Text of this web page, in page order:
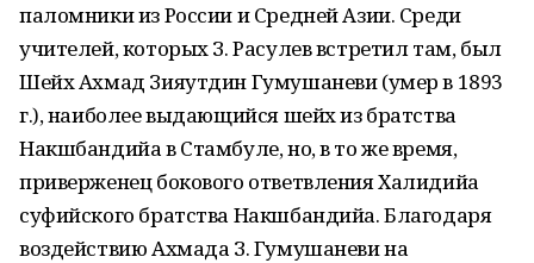
паломники из России и Средней Азии. Среди
учителей, которых З. Расулев встретил там, был
Шейх Ахмад Зияутдин Гумушаневи (умер в 1893
г.), наиболее выдающийся шейх из братства
Накшбандийа в Стамбуле, но, в то же время,
приверженец бокового ответвления Халидийа
суфийского братства Накшбандийа. Благодаря
воздействию Ахмада З. Гумушаневи на